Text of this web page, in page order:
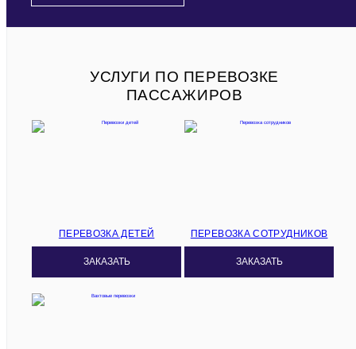
УСЛУГИ ПО ПЕРЕВОЗКЕ
ПАССАЖИРОВ
ПЕРЕВОЗКА ДЕТЕЙ
ЗАКАЗАТЬ
ПЕРЕВОЗКА СОТРУДНИКОВ
ЗАКАЗАТЬ